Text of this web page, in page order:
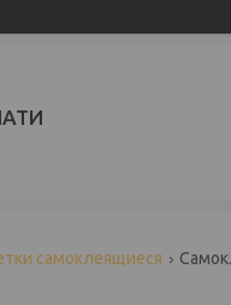
самоклеящиеся